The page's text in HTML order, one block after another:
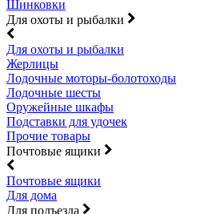
Шинковки
Для охоты и рыбалки
Для охоты и рыбалки
Жерлицы
Лодочные моторы-болотоходы
Лодочные шесты
Оружейные шкафы
Подставки для удочек
Прочие товары
Почтовые ящики
Почтовые ящики
Для дома
Для подъезда